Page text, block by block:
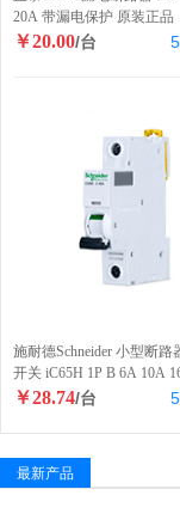
20A 带漏电保护 原装正品
￥20.00/台
施耐德Schneider 小型断路
开关 iC65H 1P B 6A 10A
￥28.74/台
最新产品